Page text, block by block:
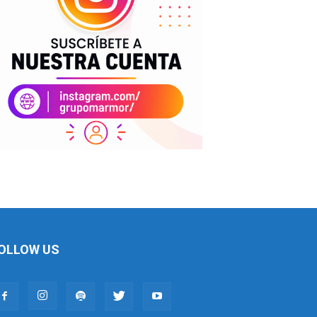
US